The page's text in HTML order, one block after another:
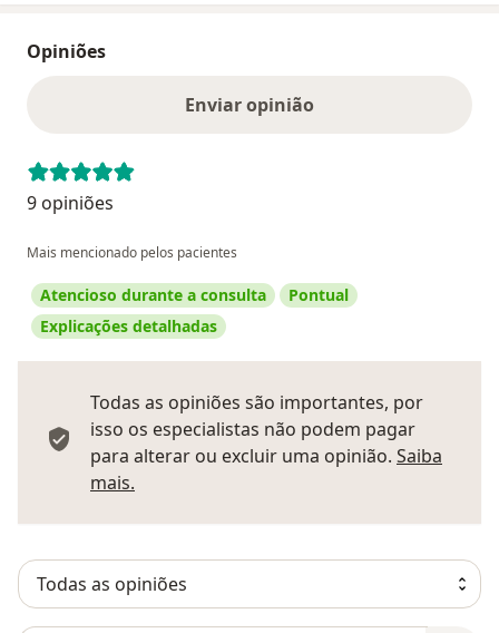
Opiniões
Enviar opinião
9 opiniões
Mais mencionado pelos pacientes
Atencioso durante a consulta
Pontual
Explicações detalhadas
Todas as opiniões são importantes, por
isso os especialistas não podem pagar
para alterar ou excluir uma opinião. Saiba
mais.